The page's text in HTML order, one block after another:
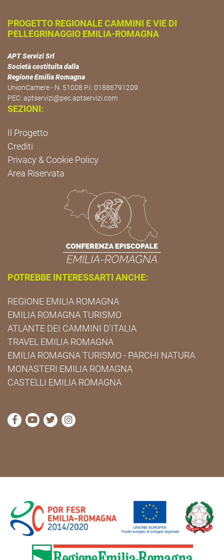
PROGETTO REGIONALE CAMMINI E VIE DI
PELLEGRINAGGIO EMILIA-ROMAGNA
APT Servizi Srl
Società costituita dalla
Regione Emilia Romagna
UnionCamere - N. 51008 P.I. 01886791209.
PEC: aptservizi@pec.aptservizi.com
SEZIONI:
Il Progetto
Crediti
Privacy & Cookie Policy
Area Riservata
POTREBBE INTERESSARTI ANCHE:
REGIONE EMILIA ROMAGNA
EMILIA ROMAGNA TURISMO
ATLANTE DEI CAMMINI D'ITALIA
TRAVEL EMILIA ROMAGNA
EMILIA ROMAGNA TURISMO - PARCHI NATURA
MONASTERI EMILIA ROMAGNA
CASTELLI EMILIA ROMAGNA
visita la pagina Facebook di Cammini Emilia-
visita la pagina YouTube di Cammini Emilia-
visita la pagina Twitter di Cammini Emilia-
visita la pagina Instagram di Cammini